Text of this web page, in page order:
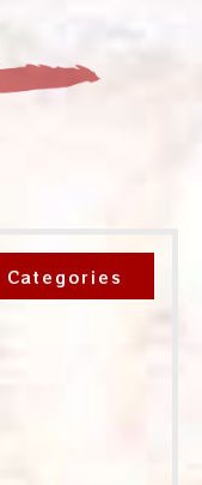
Categories